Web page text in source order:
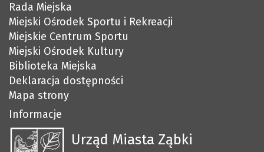
Rada Miejska
Miejski Ośrodek Sportu i Rekreacji
Miejskie Centrum Sportu
Miejski Ośrodek Kultury
Biblioteka Miejska
Deklaracja dostępności
Mapa strony
Informacje
Urząd Miasta Ząbki